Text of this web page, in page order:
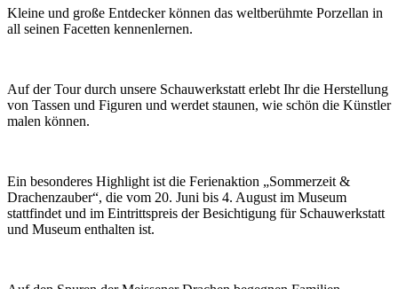
Kleine und große Entdecker können das weltberühmte Porzellan in
all seinen Facetten kennenlernen.
Auf der Tour durch unsere Schauwerkstatt erlebt Ihr die Herstellung
von Tassen und Figuren und werdet staunen, wie schön die Künstler
malen können.
Ein besonderes Highlight ist die Ferienaktion „Sommerzeit &
Drachenzauber“, die vom 20. Juni bis 4. August im Museum
stattfindet und im Eintrittspreis der Besichtigung für Schauwerkstatt
und Museum enthalten ist.